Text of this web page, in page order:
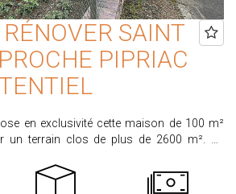
SAINT
PIPRIAC
en exclusivité cette maison de 100 m²
un terrain clos de plus de 2600 m². En
Elle est composée au rez-de-chaussée
dessert un séjour salle à manger d'un côté,